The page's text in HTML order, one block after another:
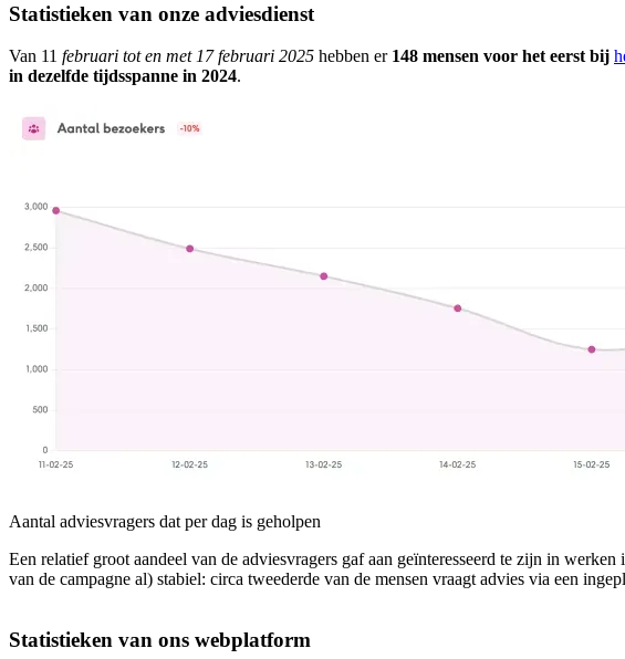
Statistieken van onze adviesdienst
Van 11 februari tot en met 17 februari 2025 hebben er 148 mensen voor het eerst bij
in dezelfde tijdsspanne in 2024.
Aantal adviesvragers dat per dag is geholpen
Een relatief groot aandeel van de adviesvragers gaf aan geïnteresseerd te zijn in
van de campagne al) stabiel: circa tweederde van de mensen vraagt advies via een
Statistieken van ons webplatform